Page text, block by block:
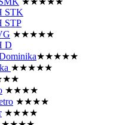
STK
★★★★★
D
★★★★★
★★★★★
★★★★
★★★★
★★★★